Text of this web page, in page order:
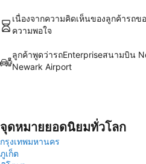
เนื่องจากความคิดเห็นของลูกค้ารถ
ความพอใจ
ลูกค้าพูดว่ารถEnterpriseสนามบิน
Newark Airport
จุดหมายยอดนิยมทั่วโลก
กรุงเทพมหานคร
ภูเก็ต